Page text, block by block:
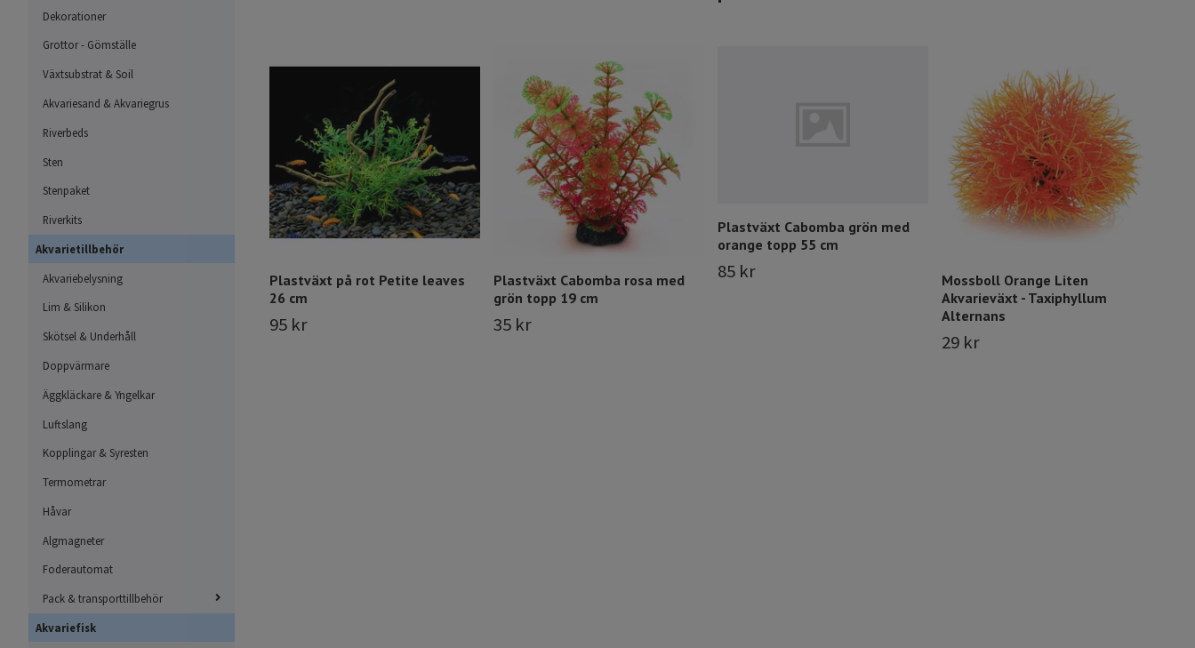
Dekorationer
Grottor - Gömställe
Växtsubstrat & Soil
Akvariesand & Akvariegrus
Riverbeds
Sten
Stenpaket
Riverkits
Akvarietillbehör
Akvariebelysning
Lim & Silikon
Skötsel & Underhåll
Doppvärmare
Äggkläckare & Yngelkar
Luftslang
Kopplingar & Syresten
Termometrar
Håvar
Algmagneter
Foderautomat
Pack & transporttillbehör
Akvariefisk
Plastväxt på rot Petite leaves
26 cm
95 kr
Plastväxt Cabomba rosa med
grön topp 19 cm
35 kr
Plastväxt Cabomba grön med
orange topp 55 cm
85 kr
Mossboll Orange Liten
Akvarieväxt - Taxiphyllum
Alternans
29 kr